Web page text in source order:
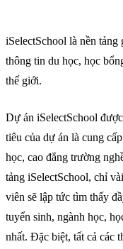
iSelectSchool là nền
thông tin du học, học
thế giới.
Dự án iSelectSchool
tiêu của dự án là cung
học, cao đẳng trường
tảng iSelectSchool, chỉ
viên sẽ lập tức tìm thấy
tuyển sinh, ngành học,
nhất. Đặc biệt, tất cả các